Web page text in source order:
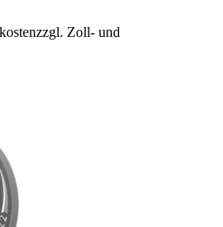
zzgl. Zoll- und